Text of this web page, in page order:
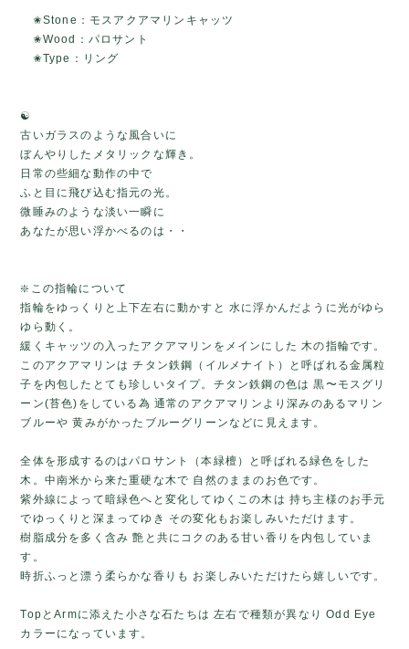
✬Stone：モスアクアマリンキャッツ
✬Wood：パロサント
✬Type：リング
☯️
古いガラスのような風合いに
ぼんやりしたメタリックな輝き。
日常の些細な動作の中で
ふと目に飛び込む指元の光。
微睡みのような淡い一瞬に
あなたが思い浮かべるのは・・
❇️この指輪について
指輪をゆっくりと上下左右に動かすと 水に浮かんだように光がゆら
ゆら動く。
緩くキャッツの入ったアクアマリンをメインにした 木の指輪です。
このアクアマリンは チタン鉄鋼（イルメナイト）と呼ばれる金属粒
子を内包したとても珍しいタイプ。チタン鉄鋼の色は 黒〜モスグリ
ーン(苔色)をしている為 通常のアクアマリンより深みのあるマリン
ブルーや 黄みがかったブルーグリーンなどに見えます。
全体を形成するのはパロサント（本緑檀）と呼ばれる緑色をした
木。中南米から来た重硬な木で 自然のままのお色です。
紫外線によって暗緑色へと変化してゆくこの木は 持ち主様のお手元
でゆっくりと深まってゆき その変化もお楽しみいただけます。
樹脂成分を多く含み 艶と共にコクのある甘い香りを内包していま
す。
時折ふっと漂う柔らかな香りも お楽しみいただけたら嬉しいです。
TopとArmに添えた小さな石たちは 左右で種類が異なり Odd Eye
カラーになっています。